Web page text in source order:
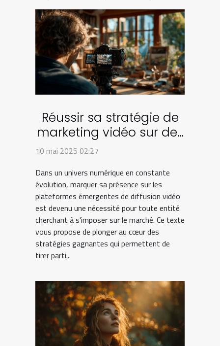
Réussir sa stratégie de
marketing vidéo sur des
plateformes
10 mai 2025 02:27
Dans un univers numérique en constante
évolution, marquer sa présence sur les
plateformes émergentes de diffusion vidéo
est devenu une nécessité pour toute entité
cherchant à s'imposer sur le marché. Ce texte
vous propose de plonger au cœur des
stratégies gagnantes qui permettent de
tirer parti...